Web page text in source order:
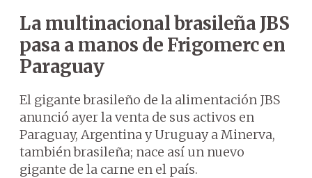
La multinacional brasileña JBS
pasa a manos de Frigomerc en
Paraguay
El gigante brasileño de la alimentación JBS
anunció ayer la venta de sus activos en
Paraguay, Argentina y Uruguay a Minerva,
también brasileña; nace así un nuevo
gigante de la carne en el país.